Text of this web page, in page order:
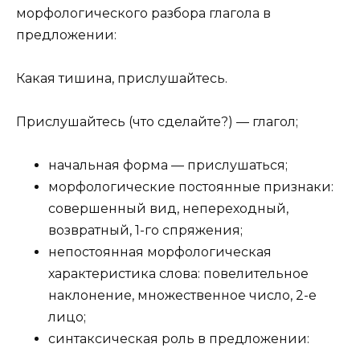
морфологического разбора глагола в
предложении:
Какая тишина, прислушайтесь.
Прислушайтесь (что сделайте?) — глагол;
начальная форма — прислушаться;
морфологические постоянные признаки:
совершенный вид, непереходный,
возвратный, 1-го спряжения;
непостоянная морфологическая
характеристика слова: повелительное
наклонение, множественное число, 2-е
лицо;
синтаксическая роль в предложении: